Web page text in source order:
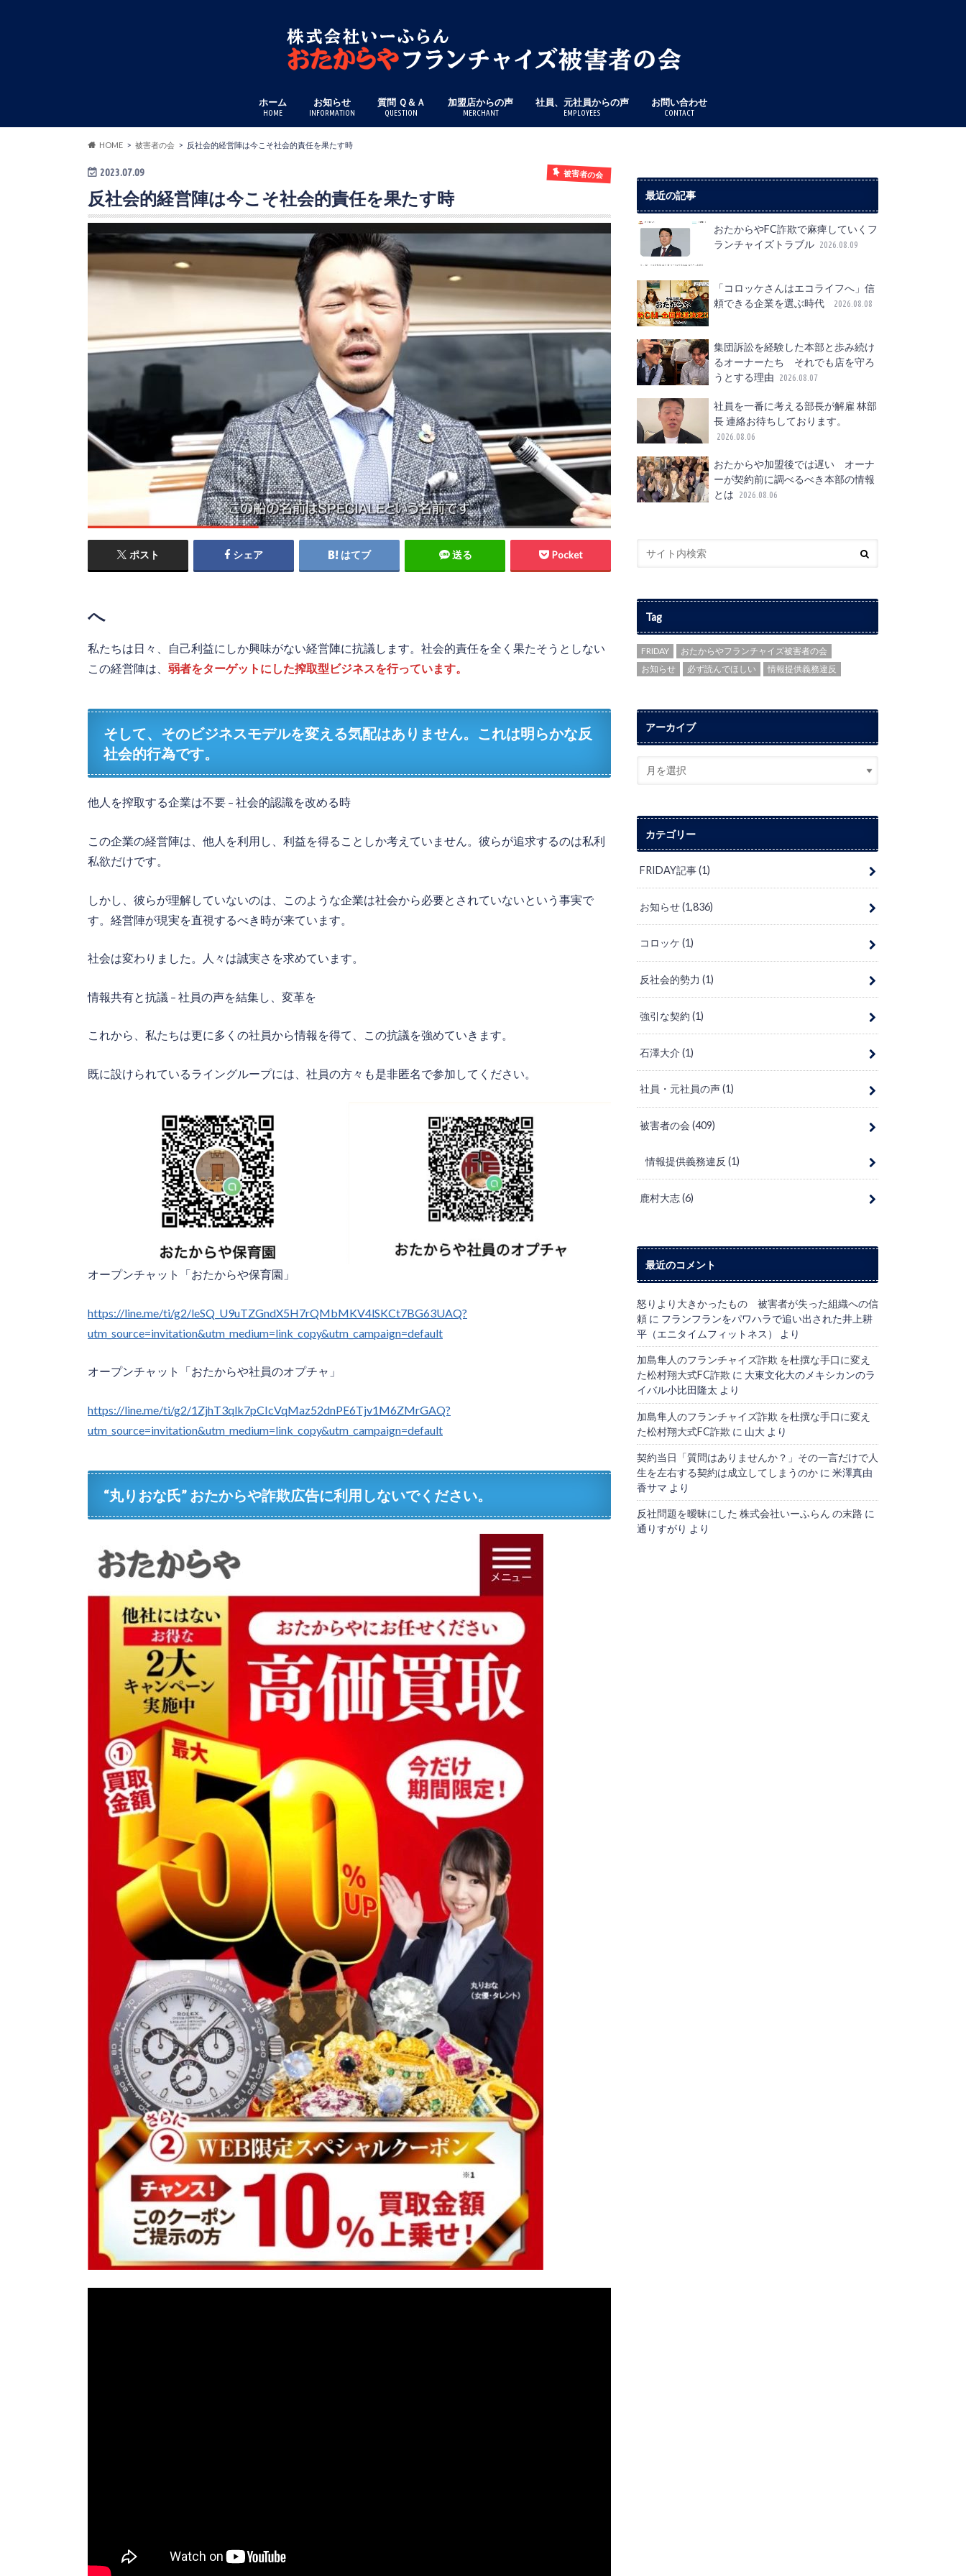
ホーム
HOME
お知らせ
INFORMATION
質問 Ｑ＆Ａ
QUESTION
加盟店からの声
MERCHANT
社員、元社員からの声
EMPLOYEES
お問い合わせ
CONTACT
HOME 被害者の会 反社会的経営陣は今こそ社会的責任を果たす時
2023.07.09 被害者の会
反社会的経営陣は今こそ社会的責任を果たす時
ポスト シェア はてブ 送る Pocket
へ
私たちは日々、自己利益にしか興味がない経営陣に抗議します。社会的責任を全く果たそうとしない
この経営陣は、 弱者をターゲットにした搾取型ビジネスを行っています。
そして、そのビジネスモデルを変える気配はありません。これは明らかな反
社会的行為です。
他人を搾取する企業は不要 – 社会的認識を改める時
この企業の経営陣は、他人を利用し、利益を得ることしか考えていません。彼らが追求するのは私利
私欲だけです。
しかし、彼らが理解していないのは、このような企業は社会から必要とされていないという事実で
す。経営陣が現実を直視するべき時が来ています。
社会は変わりました。人々は誠実さを求めています。
情報共有と抗議 – 社員の声を結集し、変革を
これから、私たちは更に多くの社員から情報を得て、この抗議を強めていきます。
既に設けられているライングループには、社員の方々も是非匿名で参加してください。
オープンチャット「おたからや保育園」
https://line.me/ti/g2/leSQ_U9uTZGndX5H7rQMbMKV4lSKCt7BG63UAQ?
utm_source=invitation&utm_medium=link_copy&utm_campaign=default
オープンチャット「おたからや社員のオプチャ」
https://line.me/ti/g2/1ZjhT3qlk7pCIcVqMaz52dnPE6Tjv1M6ZMrGAQ?
utm_source=invitation&utm_medium=link_copy&utm_campaign=default
“丸りおな氏” おたからや詐欺広告に利用しないでください。
最近の記事
おたからやFC詐欺で麻痺していくフ
ランチャイズトラブル 2026.08.09
「コロッケさんはエコライフへ」信
頼できる企業を選ぶ時代
2026.08.08
集団訴訟を経験した本部と歩み続け
るオーナーたち それでも店を守ろ
うとする理由
2026.08.07
社員を一番に考える部長が解雇 林部
長 連絡お待ちしております。
2026.08.06
おたからや加盟後では遅い オーナ
ーが契約前に調べるべき本部の情報
とは
2026.08.06
Tag
FRIDAY
おたからやフランチャイズ被害者の会
お知らせ
必ず読んでほしい 情報提供義務違反
アーカイブ
カテゴリー
FRIDAY記事(1)
お知らせ(1,836)
コロッケ(1)
反社会的勢力(1)
強引な契約(1)
石澤大介(1)
社員・元社員の声(1)
被害者の会(409)
情報提供義務違反 (1)
鹿村大志(6)
最近のコメント
怒りより大きかったもの 被害者が失った組織への信
頼 に フランフランをパワハラで追い出された井上耕
平（エニタイムフィットネス）
より
加島隼人のフランチャイズ詐欺 を杜撰な手口に変え
た松村翔大式FC詐欺 に 大東文化大のメキシカンのラ
イバル小比田隆太 より
加島隼人のフランチャイズ詐欺 を杜撰な手口に変え
た松村翔大式FC詐欺 に 山大 より
契約当日「質問はありませんか？」その一言だけで人
生を左右する契約は成立してしまうのか に 米澤真由
香サマ より
反社問題を曖昧にした 株式会社いーふらん の末路 に
通りすがり より